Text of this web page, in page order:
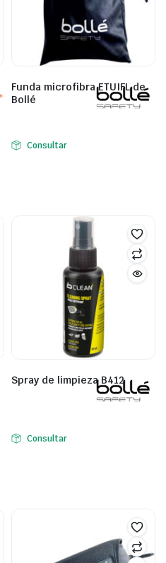
Funda microfibra ETUIFL de
Bollé
Consultar
Spray de limpieza B412
Consultar